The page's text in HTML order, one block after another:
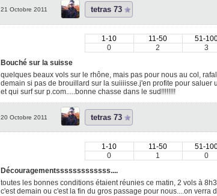
21 Octobre 2011 tetras 73
1-10 11-50 51-
0
2 3
Bouché sur la suisse
quelques beaux vols sur le rhône, mais pas pour nous au col,
demain si pas de brouillard sur la suiiiisse.j'en profite pour saluer
et qui surf sur p.com.....bonne chasse dans le sud!!!!!!!!
20 Octobre 2011 tetras 73
1-10 11-50 51-
0
1 0
Découragementsssssssssssss....
toutes les bonnes conditions étaient réunies ce matin, 2 vols à
c'est demain ou c'est la fin du gros passage pour nous....on verra